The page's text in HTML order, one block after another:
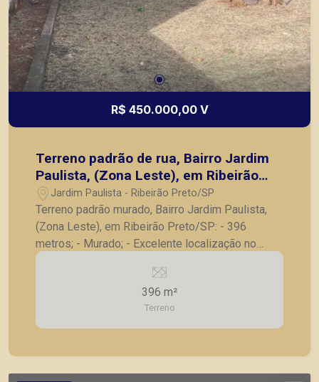
R$ 450.000,00 V
Terreno padrão de rua, Bairro Jardim
Paulista, (Zona Leste), em Ribeirão
Preto/SP:
Jardim Paulista - Ribeirão Preto/SP
Terreno padrão murado, Bairro Jardim Paulista,
(Zona Leste), em Ribeirão Preto/SP: - 396
metros; - Murado; - Excelente localização no
bairro; - Próximo de avenidas. Seja para vender,
alugar ou adquirir seu imóvel entre em contato
com a Piramid Imóveis, a sua imobiliária em
396 m²
Terreno